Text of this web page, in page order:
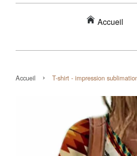
Accueil
Accueil › T-shirt - impression